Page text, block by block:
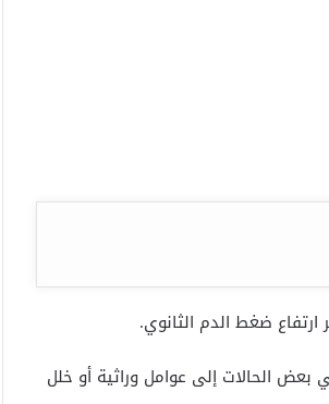
ضغط الدم الثانوي.
الحالات إلى عوامل وراثية أو خلل